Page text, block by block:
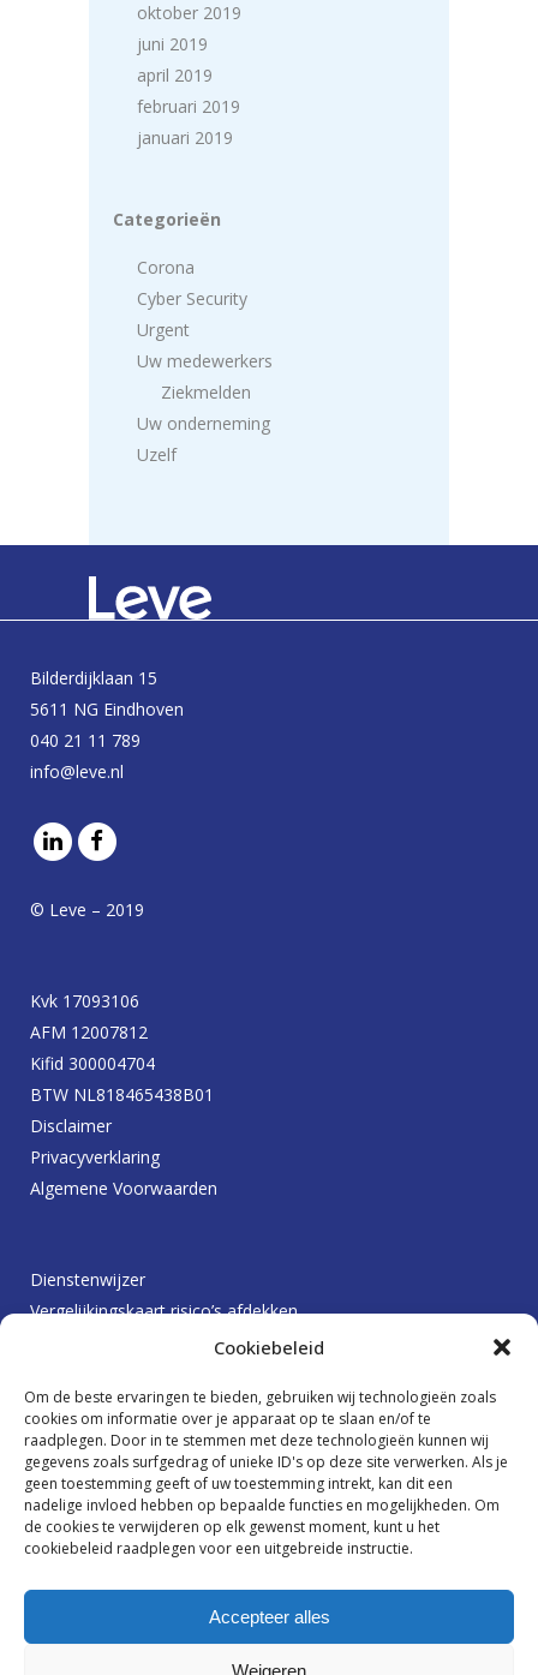
Cookiebeleid
Om de beste ervaringen te bieden, gebruiken wij technologieën zoals
cookies om informatie over je apparaat op te slaan en/of te
raadplegen. Door in te stemmen met deze technologieën kunnen wij
gegevens zoals surfgedrag of unieke ID's op deze site verwerken. Als je
geen toestemming geeft of uw toestemming intrekt, kan dit een
nadelige invloed hebben op bepaalde functies en mogelijkheden. Om
de cookies te verwijderen op elk gewenst moment, kunt u het
cookiebeleid raadplegen voor een uitgebreide instructie.
Accepteer alles
Weigeren
oktober 2019
juni 2019
april 2019
februari 2019
januari 2019
Categorieën
Corona
Cyber Security
Urgent
Uw medewerkers
Ziekmelden
Uw onderneming
Uzelf
Bilderdijklaan 15
5611 NG Eindhoven
040 21 11 789
info@leve.nl
© Leve – 2019
Kvk 17093106
AFM 12007812
Kifid 300004704
BTW NL818465438B01
Disclaimer
Privacyverklaring
Algemene Voorwaarden
Dienstenwijzer
Vergelijkingskaart risico’s afdekken
Protocol betalingsachterstanden
Beloningsbeleid
Ik wil graag op de hoogte blijven